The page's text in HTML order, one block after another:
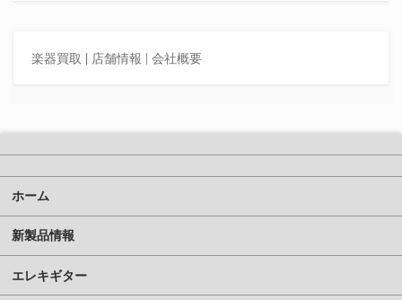
楽器買取 | 店舗情報 | 会社概要
ホーム
新製品情報
エレキギター